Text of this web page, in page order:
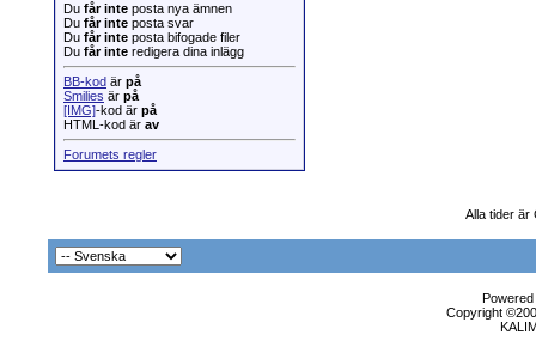
Du får inte posta nya ämnen
Du får inte posta svar
Du får inte posta bifogade filer
Du får inte redigera dina inlägg
BB-kod är på
Smilies är på
[IMG]-kod är på
HTML-kod är av
Forumets regler
Alla tider är
Copyright